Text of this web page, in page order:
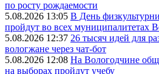
по росту рождаемости
5.08.2026 13:05 В День
пройдут во всех муниципалитетах
5.08.2026 12:37 26 тысяч идей для
вологжане через чат-бот
5.08.2026 12:08 На Вологодчине
на выборах пройдут учебу